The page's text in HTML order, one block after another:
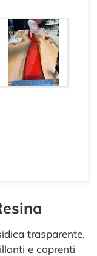
trasparente.
e coprenti